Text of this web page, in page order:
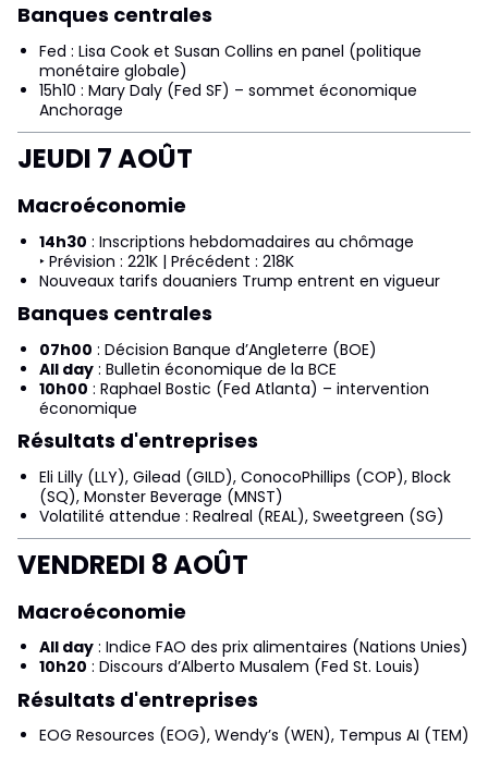
Banques centrales
Fed : Lisa Cook et Susan Collins en panel (politique
monétaire globale)
15h10 : Mary Daly (Fed SF) – sommet économique
Anchorage
JEUDI 7 AOÛT
Macroéconomie
14h30 : Inscriptions hebdomadaires au chômage
‣ Prévision : 221K | Précédent : 218K
Nouveaux tarifs douaniers Trump entrent en vigueur
Banques centrales
07h00 : Décision Banque d’Angleterre (BOE)
All day : Bulletin économique de la BCE
10h00 : Raphael Bostic (Fed Atlanta) – intervention
économique
Résultats d'entreprises
Eli Lilly (LLY), Gilead (GILD), ConocoPhillips (COP), Block
(SQ), Monster Beverage (MNST)
Volatilité attendue : Realreal (REAL), Sweetgreen (SG)
VENDREDI 8 AOÛT
Macroéconomie
All day : Indice FAO des prix alimentaires (Nations Unies)
10h20 : Discours d’Alberto Musalem (Fed St. Louis)
Résultats d'entreprises
EOG Resources (EOG), Wendy’s (WEN), Tempus AI (TEM)